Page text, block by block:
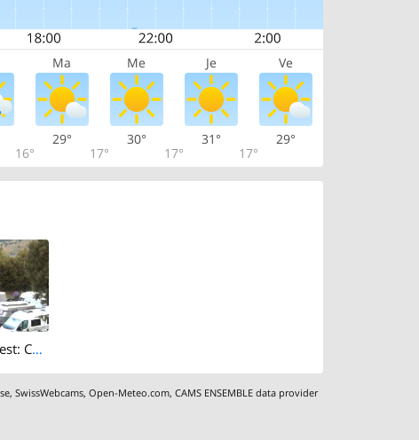
Ma Me Je Ve
16°
29°
17°
30°
17°
31°
17°
29°
Sarnen › West: Camping Seefeld
,SwissWebcams,Open-Meteo.com,CAMS ENSEMBLE data provider